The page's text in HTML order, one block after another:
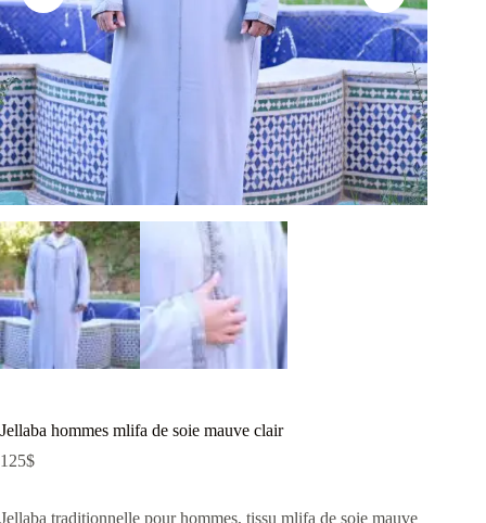
Jellaba hommes mlifa de soie mauve clair
125$
Jellaba traditionnelle pour hommes, tissu mlifa de soie mauve